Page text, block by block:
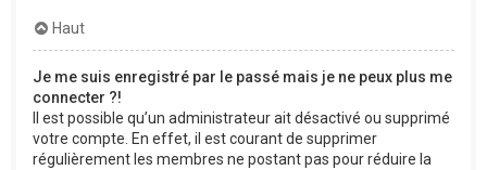
Haut
Je me suis enregistré par le passé mais je ne peux plus me
connecter ?!
Il est possible qu’un administrateur ait désactivé ou supprimé
votre compte. En effet, il est courant de supprimer
régulièrement les membres ne postant pas pour réduire la